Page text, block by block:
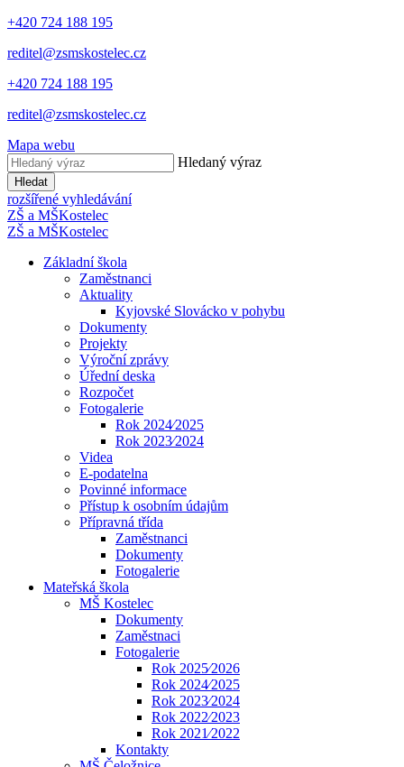
+420 724 188 195
reditel@zsmskostelec.cz
+420 724 188 195
reditel@zsmskostelec.cz
Mapa webu
Hledaný výraz
Hledat
rozšířené vyhledávání
ZŠ a MŠKostelec
ZŠ a MŠKostelec
Základní škola
Zaměstnanci
Aktuality
Kyjovské Slovácko v pohybu
Dokumenty
Projekty
Výroční zprávy
Úřední deska
Rozpočet
Fotogalerie
Rok 2024⁄2025
Rok 2023⁄2024
Videa
E-podatelna
Povinné informace
Přístup k osobním údajům
Přípravná třída
Zaměstnanci
Dokumenty
Fotogalerie
Mateřská škola
MŠ Kostelec
Dokumenty
Zaměstnaci
Fotogalerie
Rok 2025⁄2026
Rok 2024⁄2025
Rok 2023⁄2024
Rok 2022⁄2023
Rok 2021⁄2022
Kontakty